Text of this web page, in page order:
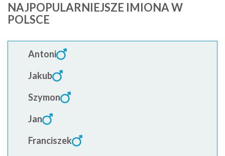
NAJPOPULARNIEJSZE IMIONA W
POLSCE
Antoni
Jakub
Szymon
Jan
Franciszek